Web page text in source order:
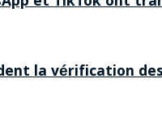
la vérification